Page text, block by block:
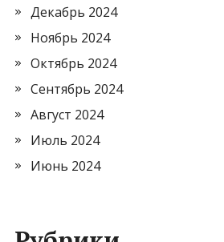
Декабрь 2024
Ноябрь 2024
Октябрь 2024
Сентябрь 2024
Август 2024
Июль 2024
Июнь 2024